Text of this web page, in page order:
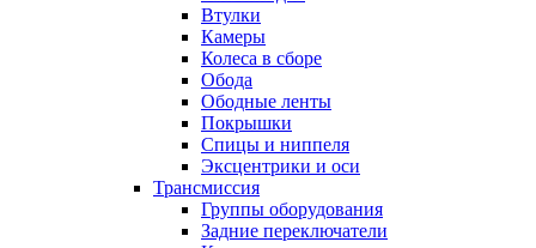
Втулки
Камеры
Колеса в сборе
Обода
Ободные ленты
Покрышки
Спицы и ниппеля
Эксцентрики и оси
Трансмиссия
Группы оборудования
Задние переключатели